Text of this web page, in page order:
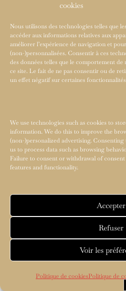
cookies
Nous utilisons des technologies telles que
accéder aux informations relatives aux
améliorer l’expérience de navigation et
(non-)personnalisées. Consentir à ces
des données telles que le comportement
ce site. Le fait de ne pas consentir ou de
un effet négatif sur certaines
We use technologies such as cookies to
information. We do this to improve the
(non-)personalized advertising.
us to process data such as browsing
Failure to consent or withdrawal of
features and functionality.
Accepter
Refuser
Voir les
Politique de cookiesPolitique de